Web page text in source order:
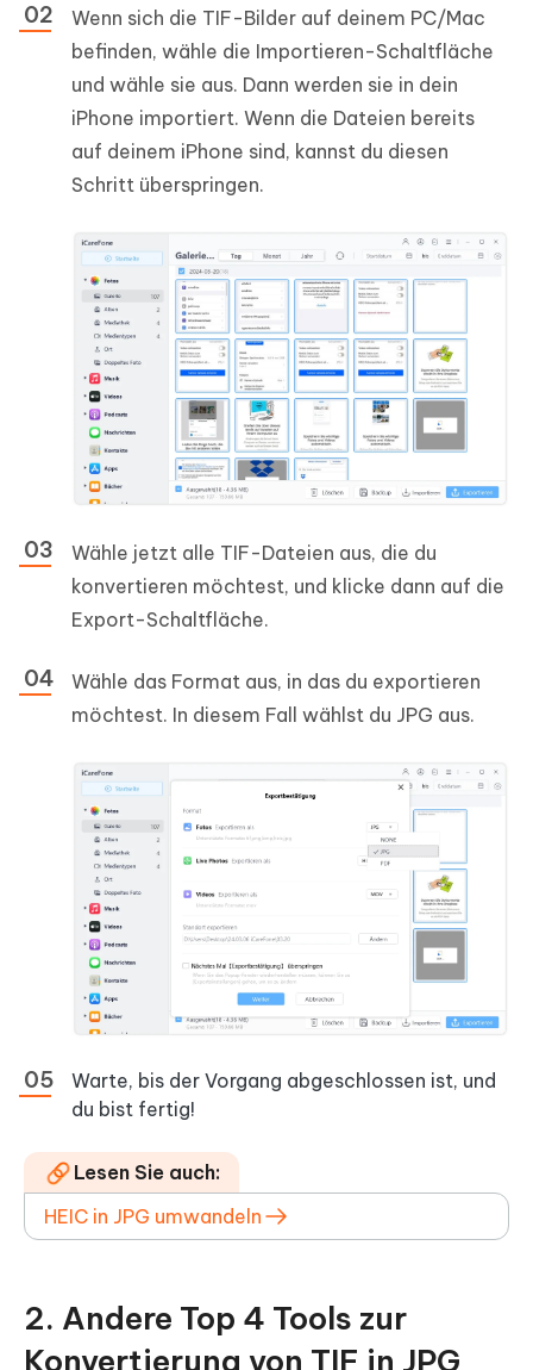
Wenn sich die TIF-Bilder auf deinem PC/Mac
befinden, wähle die Importieren-Schaltfläche
und wähle sie aus. Dann werden sie in dein
iPhone importiert. Wenn die Dateien bereits
auf deinem iPhone sind, kannst du diesen
Schritt überspringen.
Wähle jetzt alle TIF-Dateien aus, die du
konvertieren möchtest, und klicke dann auf die
Export-Schaltfläche.
Wähle das Format aus, in das du exportieren
möchtest. In diesem Fall wählst du JPG aus.
Warte, bis der Vorgang abgeschlossen ist, und
du bist fertig!
Lesen Sie auch:
HEIC in JPG umwandeln
2. Andere Top 4 Tools zur
Konvertierung von TIF in JPG